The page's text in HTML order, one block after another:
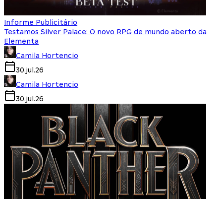
Informe Publicitário
Testamos Silver Palace: O novo RPG de mundo aberto da
Elementa
Camila Hortencio
30.jul.26
Camila Hortencio
30.jul.26